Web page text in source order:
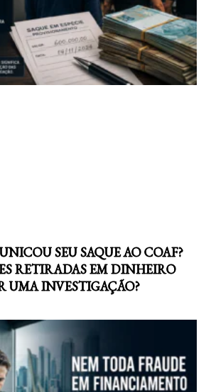
SEU SAQUE AO COAF?
RETIRADAS EM DINHEIRO
UMA INVESTIGAÇÃO?